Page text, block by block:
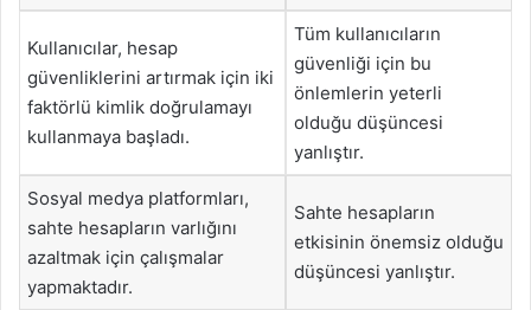
Kullanıcılar, hesap
güvenliklerini artırmak için iki
faktörlü kimlik doğrulamayı
kullanmaya başladı.
Tüm kullanıcıların
güvenliği için bu
önlemlerin yeterli
olduğu düşüncesi
yanlıştır.
Sosyal medya platformları,
sahte hesapların varlığını
azaltmak için çalışmalar
yapmaktadır.
Sahte hesapların
etkisinin önemsiz olduğu
düşüncesi yanlıştır.